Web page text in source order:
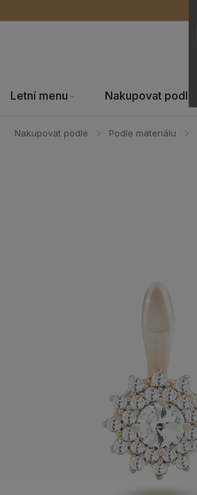
Letní menu Nakupovat podle
Nakupovat podle / Podle materiálu /